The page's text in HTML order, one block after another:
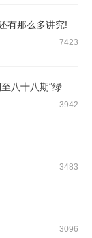
有那么多讲究!
7423
3942
3483
3096